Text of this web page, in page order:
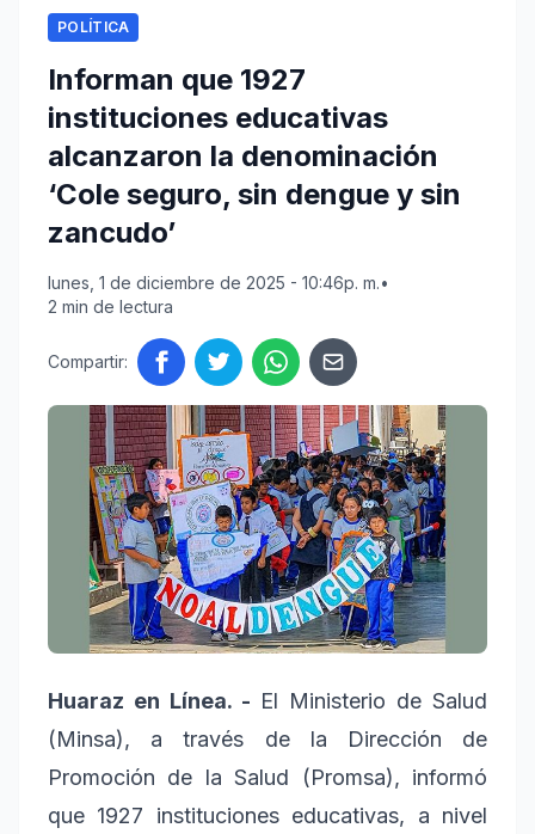
POLÍTICA
Informan que 1927
instituciones educativas
alcanzaron la denominación
‘Cole seguro, sin dengue y sin
zancudo’
lunes, 1 de diciembre de 2025 - 10:46p. m.•
2 min de lectura
Compartir:
Huaraz en Línea. - El Ministerio de Salud
(Minsa), a través de la Dirección de
Promoción de la Salud (Promsa), informó
que 1927 instituciones educativas, a nivel